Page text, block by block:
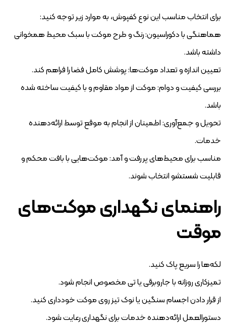
برای انتخاب مناسب این نوع کفپوش، به موارد زیر توجه کنید:
هماهنگی با دکوراسیون: رنگ و طرح موکت با سبک محیط همخوانی
داشته باشد.
تعیین اندازه و تعداد موکت‌ها: پوشش کامل فضا را فراهم کند.
بررسی کیفیت و دوام: موکت از مواد مقاوم و با کیفیت ساخته شده
باشد.
تحویل و جمع‌آوری: اطمینان از انجام به موقع توسط ارائه‌دهنده
خدمات.
مناسب برای محیط‌های پر رفت و آمد: موکت‌هایی با بافت محکم و
قابلیت شستشو انتخاب شوند.
راهنمای نگهداری موکت‌های
موقت
لکه‌ها را سریع پاک کنید.
تمیزکاری روزانه با جاروبرقی یا تی مخصوص انجام شود.
از قرار دادن اجسام سنگین یا نوک تیز روی موکت خودداری کنید.
دستورالعمل ارائه‌دهنده خدمات برای نگهداری رعایت شود.